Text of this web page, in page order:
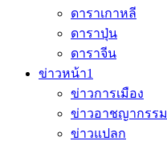
ดาราเกาหลี
ดาราปุ่น
ดาราจีน
ข่าวหน้า1
ข่าวการเมือง
ข่าวอาชญากรรม
ข่าวแปลก